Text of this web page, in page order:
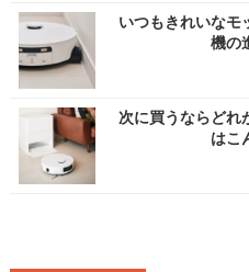
いつもきれいなモ
機の
次に買うならどれ
はこ